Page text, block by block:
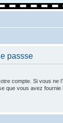
passse
compte. Si vous ne
que vous avez